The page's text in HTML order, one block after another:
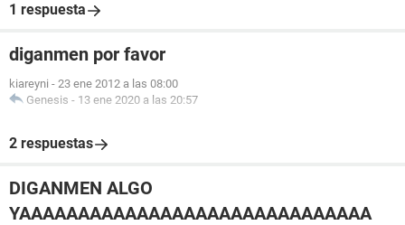
1 respuesta
diganmen por favor
kiareyni - 23 ene 2012 a las 08:00
Genesis - 13 ene 2020 a las 20:57
2 respuestas
DIGANMEN ALGO
YAAAAAAAAAAAAAAAAAAAAAAAAAAAAAA